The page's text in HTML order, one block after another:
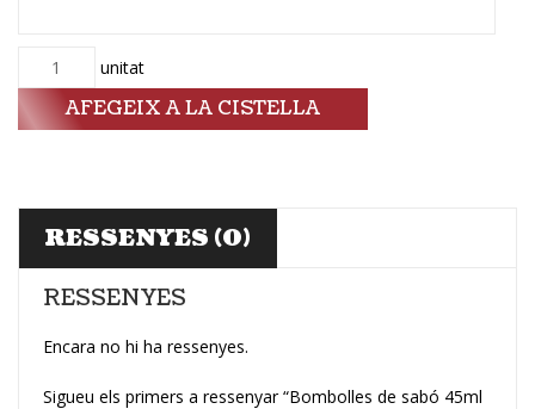
Quantitat unitat
AFEGEIX A LA CISTELLA
RESSENYES (0)
RESSENYES
Encara no hi ha ressenyes.
Sigueu els primers a ressenyar “Bombolles de sabó 45ml